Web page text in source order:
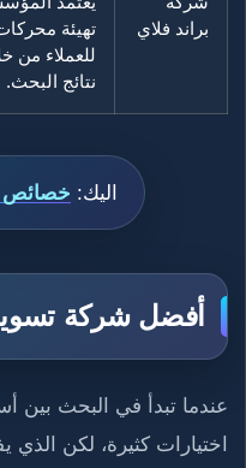
براند فلاي
للعملاء من
نتائج البحث.
اليك: خصائص
أفضل شركة
عندما تبدأ في البحث
اختيارات كثيرة، لكن الذي